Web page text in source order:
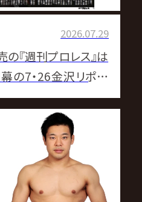
2026.07.29
『週刊プロレス』は
の7・26金沢リポー
大特集！